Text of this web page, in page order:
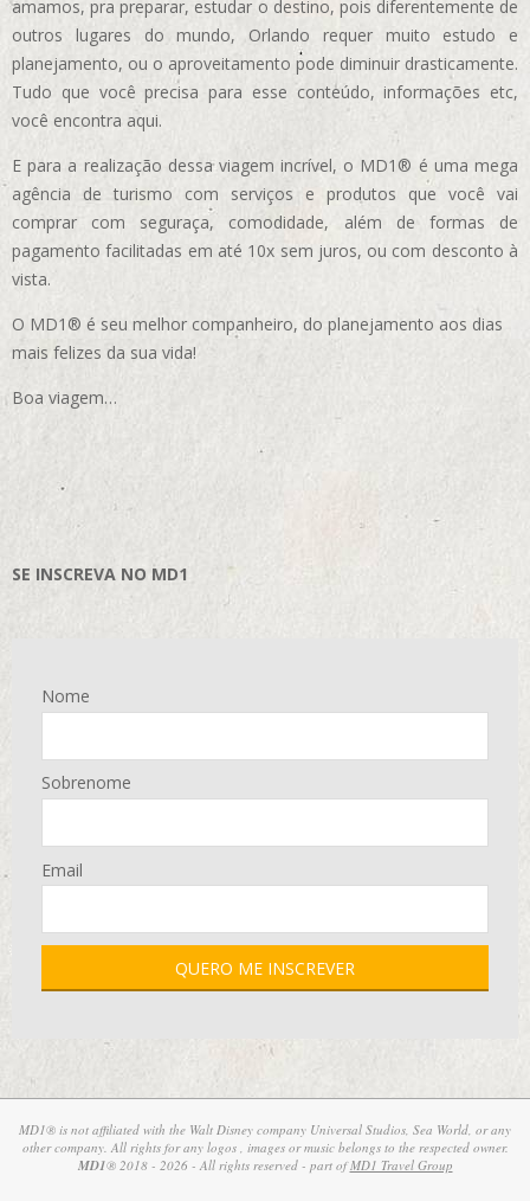
amamos, pra preparar, estudar o destino, pois diferentemente de
outros lugares do mundo, Orlando requer muito estudo e
planejamento, ou o aproveitamento pode diminuir drasticamente.
Tudo que você precisa para esse conteúdo, informações etc,
você encontra aqui.
E para a realização dessa viagem incrível, o MD1® é uma mega
agência de turismo com serviços e produtos que você vai
comprar com seguraça, comodidade, além de formas de
pagamento facilitadas em até 10x sem juros, ou com desconto à
vista.
O MD1® é seu melhor companheiro, do planejamento aos dias
mais felizes da sua vida!
Boa viagem…
SE INSCREVA NO MD1
Nome
Sobrenome
Email
MD1® is not affiliated with the Walt Disney company Universal Studios, Sea World, or any
other company. All rights for any logos , images or music belongs to the respected owner.
MD1® 2018 - 2026 - All rights reserved - part ofMD1 Travel Group